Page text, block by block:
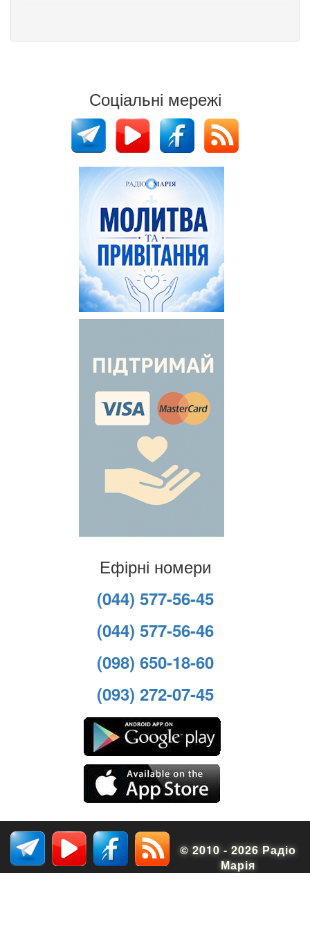
Соціальні мережі
Ефірні номери
(044) 577-56-45
(044) 577-56-46
(098) 650-18-60
(093) 272-07-45
© 2010 - 2026 Радіо
Марія